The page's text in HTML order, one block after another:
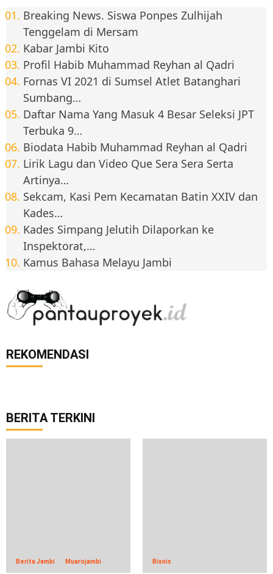
Breaking News. Siswa Ponpes Zulhijah
Tenggelam di Mersam
Kabar Jambi Kito
Profil Habib Muhammad Reyhan al Qadri
Fornas VI 2021 di Sumsel Atlet Batanghari
Sumbang…
Daftar Nama Yang Masuk 4 Besar Seleksi JPT
Terbuka 9…
Biodata Habib Muhammad Reyhan al Qadri
Lirik Lagu dan Video Que Sera Sera Serta
Artinya…
Sekcam, Kasi Pem Kecamatan Batin XXIV dan
Kades…
Kades Simpang Jelutih Dilaporkan ke
Inspektorat,…
Kamus Bahasa Melayu Jambi
REKOMENDASI
BERITA TERKINI
Berita Jambi Muarojambi Bisnis